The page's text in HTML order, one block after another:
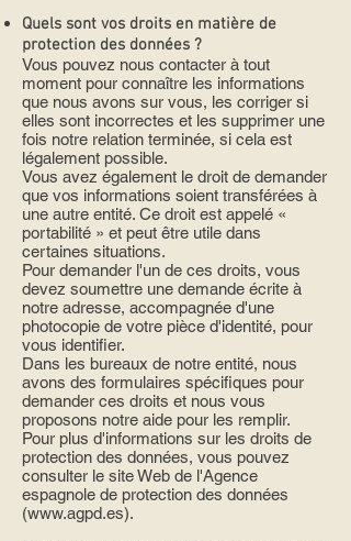
Quels sont vos droits en matière de
protection des données ?
Vous pouvez nous contacter à tout
moment pour connaître les informations
que nous avons sur vous, les corriger si
elles sont incorrectes et les supprimer une
fois notre relation terminée, si cela est
légalement possible.
Vous avez également le droit de demander
que vos informations soient transférées à
une autre entité. Ce droit est appelé «
portabilité » et peut être utile dans
certaines situations.
Pour demander l'un de ces droits, vous
devez soumettre une demande écrite à
notre adresse, accompagnée d'une
photocopie de votre pièce d'identité, pour
vous identifier.
Dans les bureaux de notre entité, nous
avons des formulaires spécifiques pour
demander ces droits et nous vous
proposons notre aide pour les remplir.
Pour plus d'informations sur les droits de
protection des données, vous pouvez
consulter le site Web de l'Agence
espagnole de protection des données
(www.agpd.es).